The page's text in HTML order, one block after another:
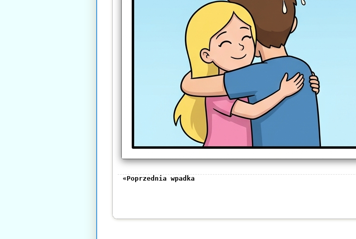
«Poprzednia wpadka